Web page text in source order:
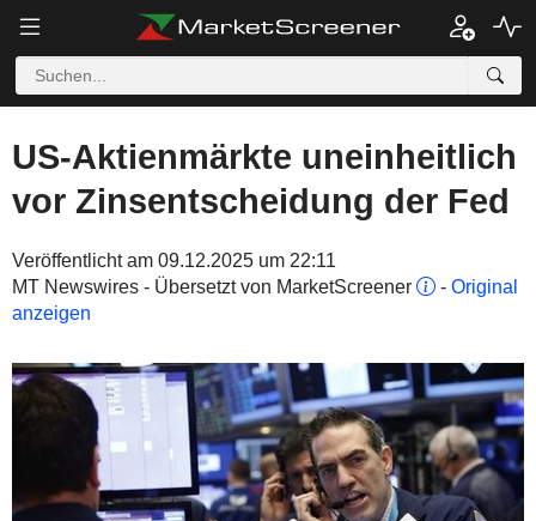
US-Aktienmärkte uneinheitlich
vor Zinsentscheidung der Fed
Veröffentlicht am 09.12.2025 um 22:11
MT Newswires - Übersetzt von MarketScreener
- Original
anzeigen